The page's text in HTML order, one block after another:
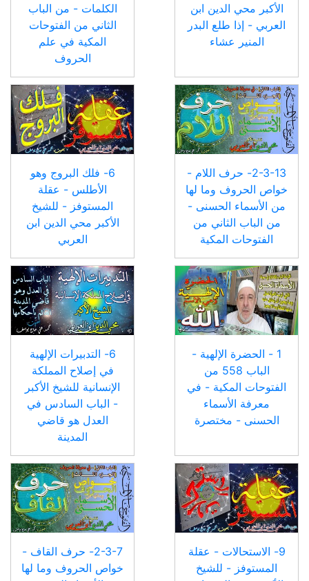
الأكبر محي الدين ابن
العربي - إذا طلع البدر
المنير عشاء
الكلمات - من الباب
الثاني من الفتوحات
المكية في علم
الحروف
2-3-13- حرف اللام -
خواص الحروف وما لها
من الأسماء الحسنى -
من الباب الثاني من
الفتوحات المكية
6- فلك البروج وهو
الأطلس - عقلة
المستوفز - للشيخ
الأكبر محي الدين ابن
العربي
1 - الحضرة الإلهية -
الباب 558 من
الفتوحات المكية - في
معرفة الأسماء
الحسنى - مختصرة
6- التدبيرات الإلهية
في إصلاح المملكة
الإنسانية للشيخ الأكبر
- الباب السادس في
العدل هو قاضي
المدينة
9- الاستحالات - عقلة
المستوفز - للشيخ
2-3-7- حرف القاف -
خواص الحروف وما لها